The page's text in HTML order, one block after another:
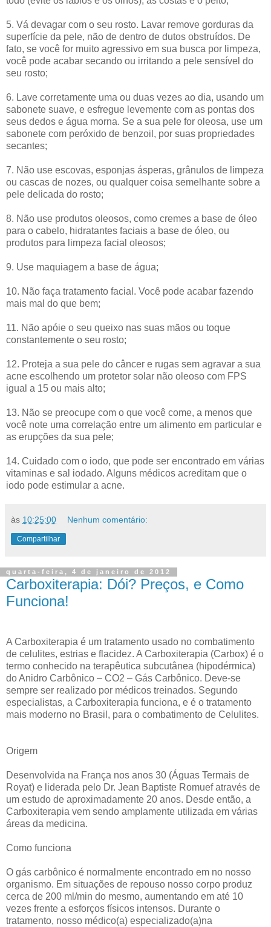
5. Vá devagar com o seu rosto. Lavar remove gorduras da
superfície da pele, não de dentro de dutos obstruídos. De
fato, se você for muito agressivo em sua busca por limpeza,
você pode acabar secando ou irritando a pele sensível do
seu rosto;
6. Lave corretamente uma ou duas vezes ao dia, usando um
sabonete suave, e esfregue levemente com as pontas dos
seus dedos e água morna. ‏Se a sua pele for oleosa, use um
sabonete com peróxido de benzoil, por suas propriedades
secantes;
7. Não use escovas, esponjas ásperas, grânulos de limpeza
ou cascas de nozes, ou qualquer coisa semelhante sobre a
pele delicada do rosto;
8. Não use produtos oleosos, como cremes a base de óleo
para o cabelo, hidratantes faciais a base de óleo, ou
produtos para limpeza facial oleosos;
9. Use maquiagem a base de água;
10. Não faça tratamento facial. Você pode acabar fazendo
mais mal do que bem;
11. Não apóie o seu queixo nas suas mãos ou toque
constantemente o seu rosto;
12. Proteja a sua pele do câncer e rugas sem agravar a sua
acne escolhendo um protetor solar não oleoso com FPS
igual a 15 ou mais alto;
13. Não se preocupe com o que você come, a menos que
você note uma correlação entre um alimento em particular e
as erupções da sua pele;
14. Cuidado com o iodo, que pode ser encontrado em várias
vitaminas e sal iodado. Alguns médicos acreditam que o
iodo pode estimular a acne.
às 10:25:00 Nenhum comentário:
Compartilhar
quarta-feira, 4 de janeiro de 2012
Carboxiterapia: Dói? Preços, e Como
Funciona!
A Carboxiterapia é um tratamento usado no combatimento
de celulites, estrias e flacidez. A Carboxiterapia (Carbox) é o
termo conhecido na terapêutica subcutânea (hipodérmica)
do Anidro Carbônico – CO2 – Gás Carbônico. Deve-se
sempre ser realizado por médicos treinados. Segundo
especialistas, a Carboxiterapia funciona, e é o tratamento
mais moderno no Brasil, para o combatimento de Celulites.
Origem
Desenvolvida na França nos anos 30 (Águas Termais de
Royat) e liderada pelo Dr. Jean Baptiste Romuef através de
um estudo de aproximadamente 20 anos. Desde então, a
Carboxiterapia vem sendo amplamente utilizada em várias
áreas da medicina.
Como funciona
O gás carbônico é normalmente encontrado em no nosso
organismo. Em situações de repouso nosso corpo produz
cerca de 200 ml/min do mesmo, aumentando em até 10
vezes frente a esforços físicos intensos. Durante o
tratamento, nosso médico(a) especializado(a)na